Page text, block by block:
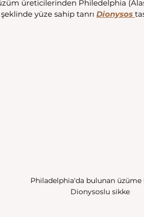
üreticilerinden Philedelphia
yüze sahip tanrı Dionysos
Philadelphia'da bulunan üzüme
Dionysoslu sikke